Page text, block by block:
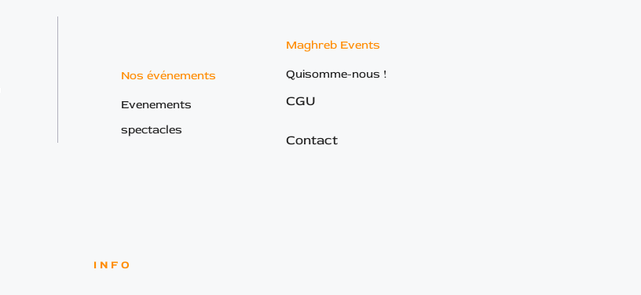
Nos événements
Evenements
spectacles
Maghreb Events
Quisomme-nous !
CGU
Contact
INFO